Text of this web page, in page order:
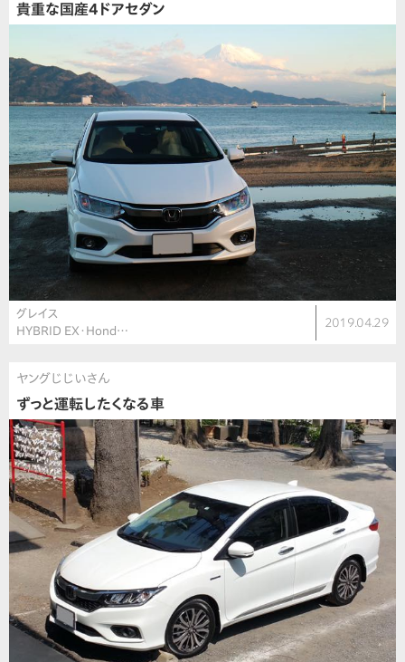
貴重な国産4ドアセダン
グレイス
HYBRID EX・Hond…
2019.04.29
ヤングじじいさん
ずっと運転したくなる車